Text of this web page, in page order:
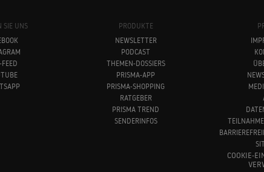
SIE UNS
FEED
PRODUKTE
NEWSLETTER
PODCAST
THEMEN-DOSSIERS
PRISMA-APP
PRISMA-SHOPPING
RATGEBER
PRISMA TREND
SENDERINFOS
COOKIE-